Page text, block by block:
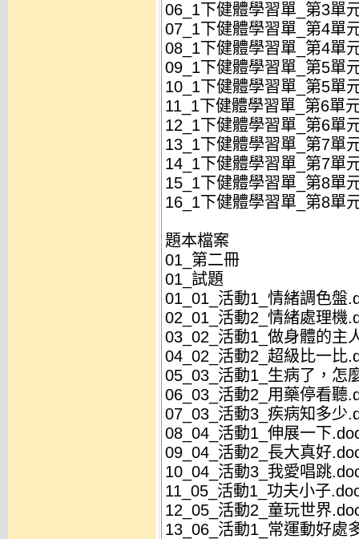
06_1下健體學習單_第3單
07_1下健體學習單_第4單
08_1下健體學習單_第4單
09_1下健體學習單_第5單
10_1下健體學習單_第5單
11_1下健體學習單_第6單
12_1下健體學習單_第6單
13_1下健體學習單_第7單
14_1下健體學習單_第7單
15_1下健體學習單_第8單
16_1下健體學習單_第8單
題本檔案
01_第二冊
01_試題
01_01_活動1_情緒調色盤
02_01_活動2_情緒處理機
03_02_活動1_做身體的主
04_02_活動2_超級比一比
05_03_活動1_生病了，怎
06_03_活動2_用藥停看聽
07_03_活動3_疾病知多少
08_04_活動1_伸展一下
09_04_活動2_長大真好
10_04_活動3_我愛唱跳
11_05_活動1_功夫小子
12_05_活動2_童玩世界
13_06_活動1_常運動好處